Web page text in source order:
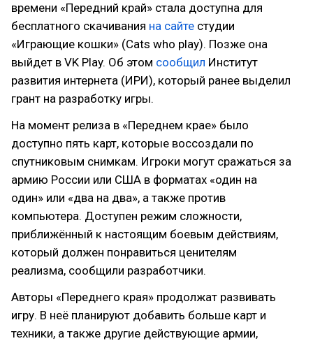
времени «Передний край» стала доступна для
бесплатного скачивания на сайте студии
«Играющие кошки» (Сats who play). Позже она
выйдет в VK Play. Об этом сообщил Институт
развития интернета (ИРИ), который ранее выделил
грант на разработку игры.
На момент релиза в «Переднем крае» было
доступно пять карт, которые воссоздали по
спутниковым снимкам. Игроки могут сражаться за
армию России или США в форматах «один на
один» или «два на два», а также против
компьютера. Доступен режим сложности,
приближённый к настоящим боевым действиям,
который должен понравиться ценителям
реализма, сообщили разработчики.
Авторы «Переднего края» продолжат развивать
игру. В неё планируют добавить больше карт и
техники, а также другие действующие армии,